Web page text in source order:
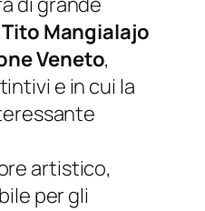
Tito Mangialajo
Veneto,
e in cui la
artistico,
per gli